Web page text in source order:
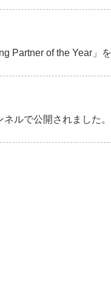
Partner of the Year」
ルで公開されました。